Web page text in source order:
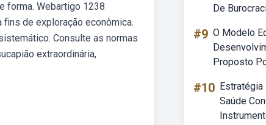
forma. Webartigo 1238
de exploração econômica.
Consulte as normas
extraordinária,
De
#9 O Modelo
Proposto
#10 Estratégia
Saúde